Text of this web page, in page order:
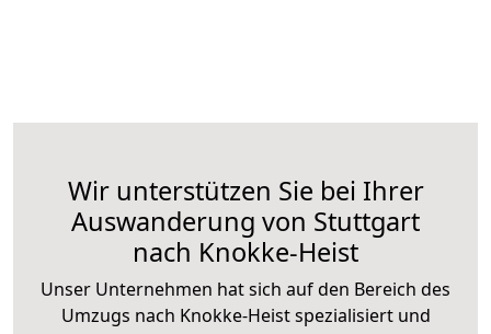
Wir unterstützen Sie bei Ihrer
Auswanderung von Stuttgart
nach Knokke-Heist
Unser Unternehmen hat sich auf den Bereich des
Umzugs nach Knokke-Heist spezialisiert und